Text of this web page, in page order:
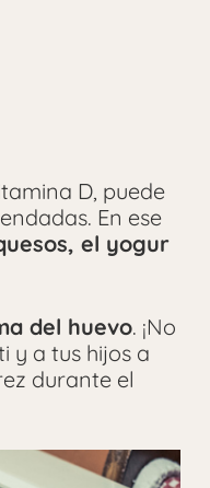
D, puede
En ese
el yogur
del huevo. ¡No
y a tus hijos a
durante el